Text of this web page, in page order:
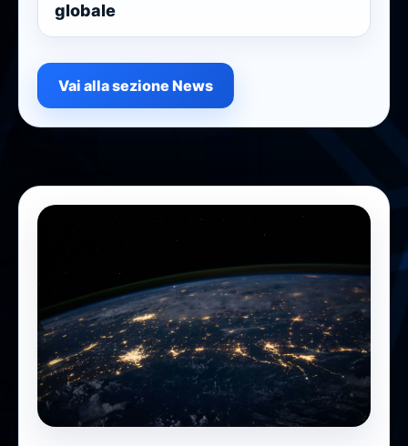
globale
Vai alla sezione News